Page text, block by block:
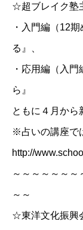
☆超ブレイク塾
・入門編（12
る』、
・応用編（入
ら』
ともに４月か
※占いの講座で
http://
～～～～～～～
～～
☆東洋文化振興